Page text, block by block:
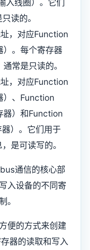
入线圈）。它们
读的。
，对应Function
。每个寄存器
常是只读的。
，对应Function
）、Function
器）和Function
）。它们用于
是可读写的。
通信的核心部
入设备的不同寄
。
便的方式来创建
器的读取和写入